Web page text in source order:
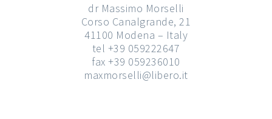
dr Massimo Morselli
Corso Canalgrande, 21
41100 Modena – Italy
tel +39 059222647
fax +39 059236010
maxmorselli@libero.it